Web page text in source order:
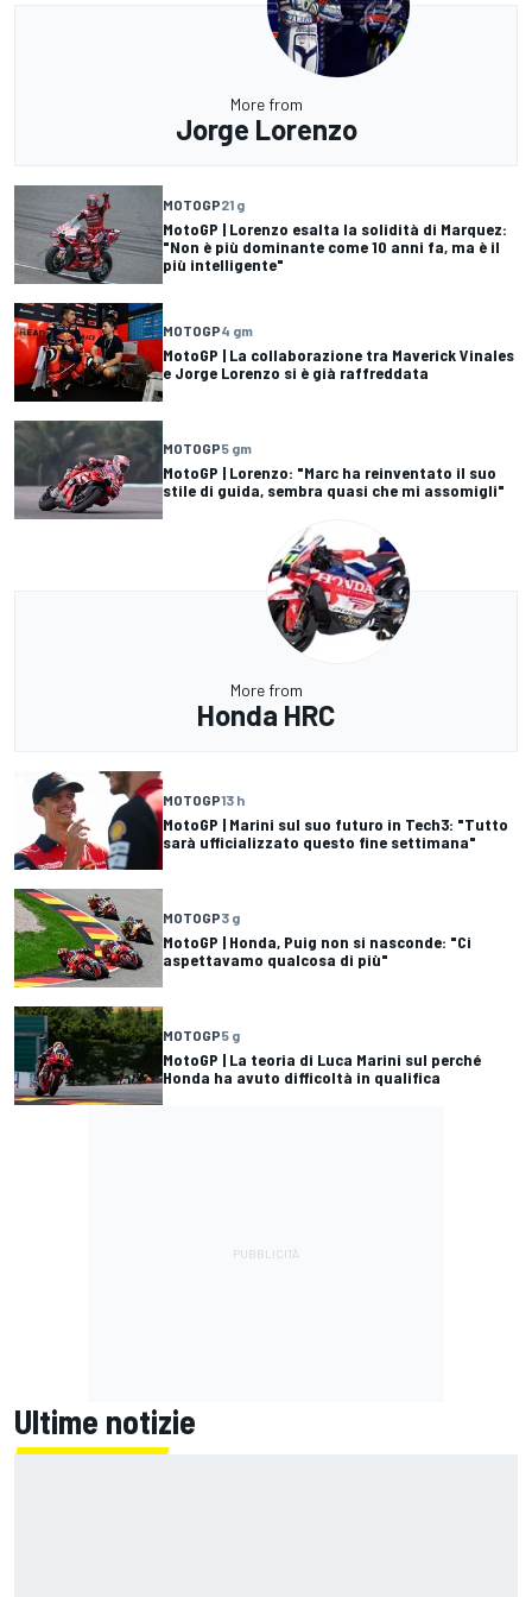
More from
Jorge Lorenzo
MOTOGP21 g
MotoGP | Lorenzo esalta la solidità di Marquez:
"Non è più dominante come 10 anni fa, ma è il
più intelligente"
MOTOGP4 gm
MotoGP | La collaborazione tra Maverick Vinales
e Jorge Lorenzo si è già raffreddata
MOTOGP5 gm
MotoGP | Lorenzo: "Marc ha reinventato il suo
stile di guida, sembra quasi che mi assomigli"
More from
Honda HRC
MOTOGP13 h
MotoGP | Marini sul suo futuro in Tech3: "Tutto
sarà ufficializzato questo fine settimana"
MOTOGP3 g
MotoGP | Honda, Puig non si nasconde: "Ci
aspettavamo qualcosa di più"
MOTOGP5 g
MotoGP | La teoria di Luca Marini sul perché
Honda ha avuto difficoltà in qualifica
Ultime notizie